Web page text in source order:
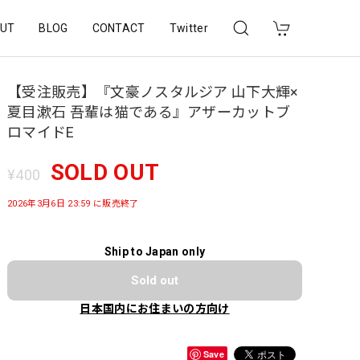
BLOG CONTACT Twitter
【受注販売】『文豪ノスタルジア 山下大輝×
夏目漱石 吾輩は猫である』アザーカットブ
ロマイドE
¥400 SOLD OUT
2026年3月6日 23:59 に販売終了
Ship to Japan only
Sold out
日本国内にお住まいの方向け
Save